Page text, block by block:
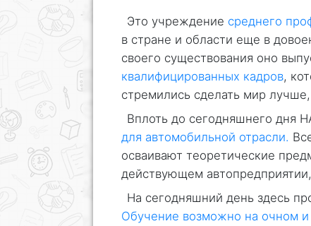
Это учреждение среднего
в стране и области еще в
своего существования оно
квалифицированных кадров,
стремились сделать мир
Вплоть до сегодняшнего дня
для автомобильной отрасли.
осваивают теоретические
действующем
На сегодняшний день здесь
Обучение возможно на очном и